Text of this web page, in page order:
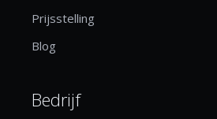
Prijsstelling
Blog
Bedrijf